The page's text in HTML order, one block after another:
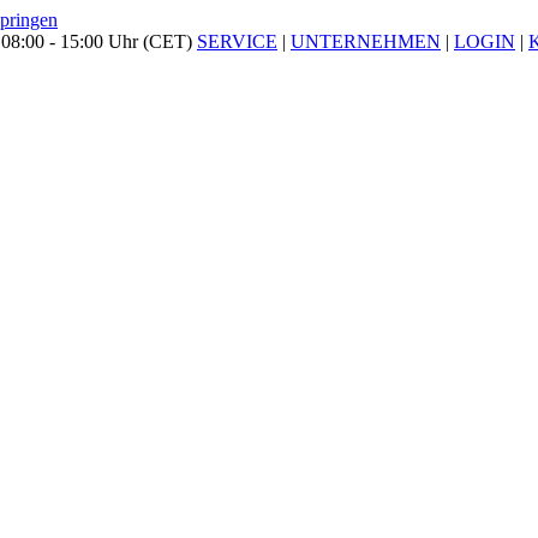
- 15:00 Uhr (CET) SERVICE | UNTERNEHMEN | LOGIN |